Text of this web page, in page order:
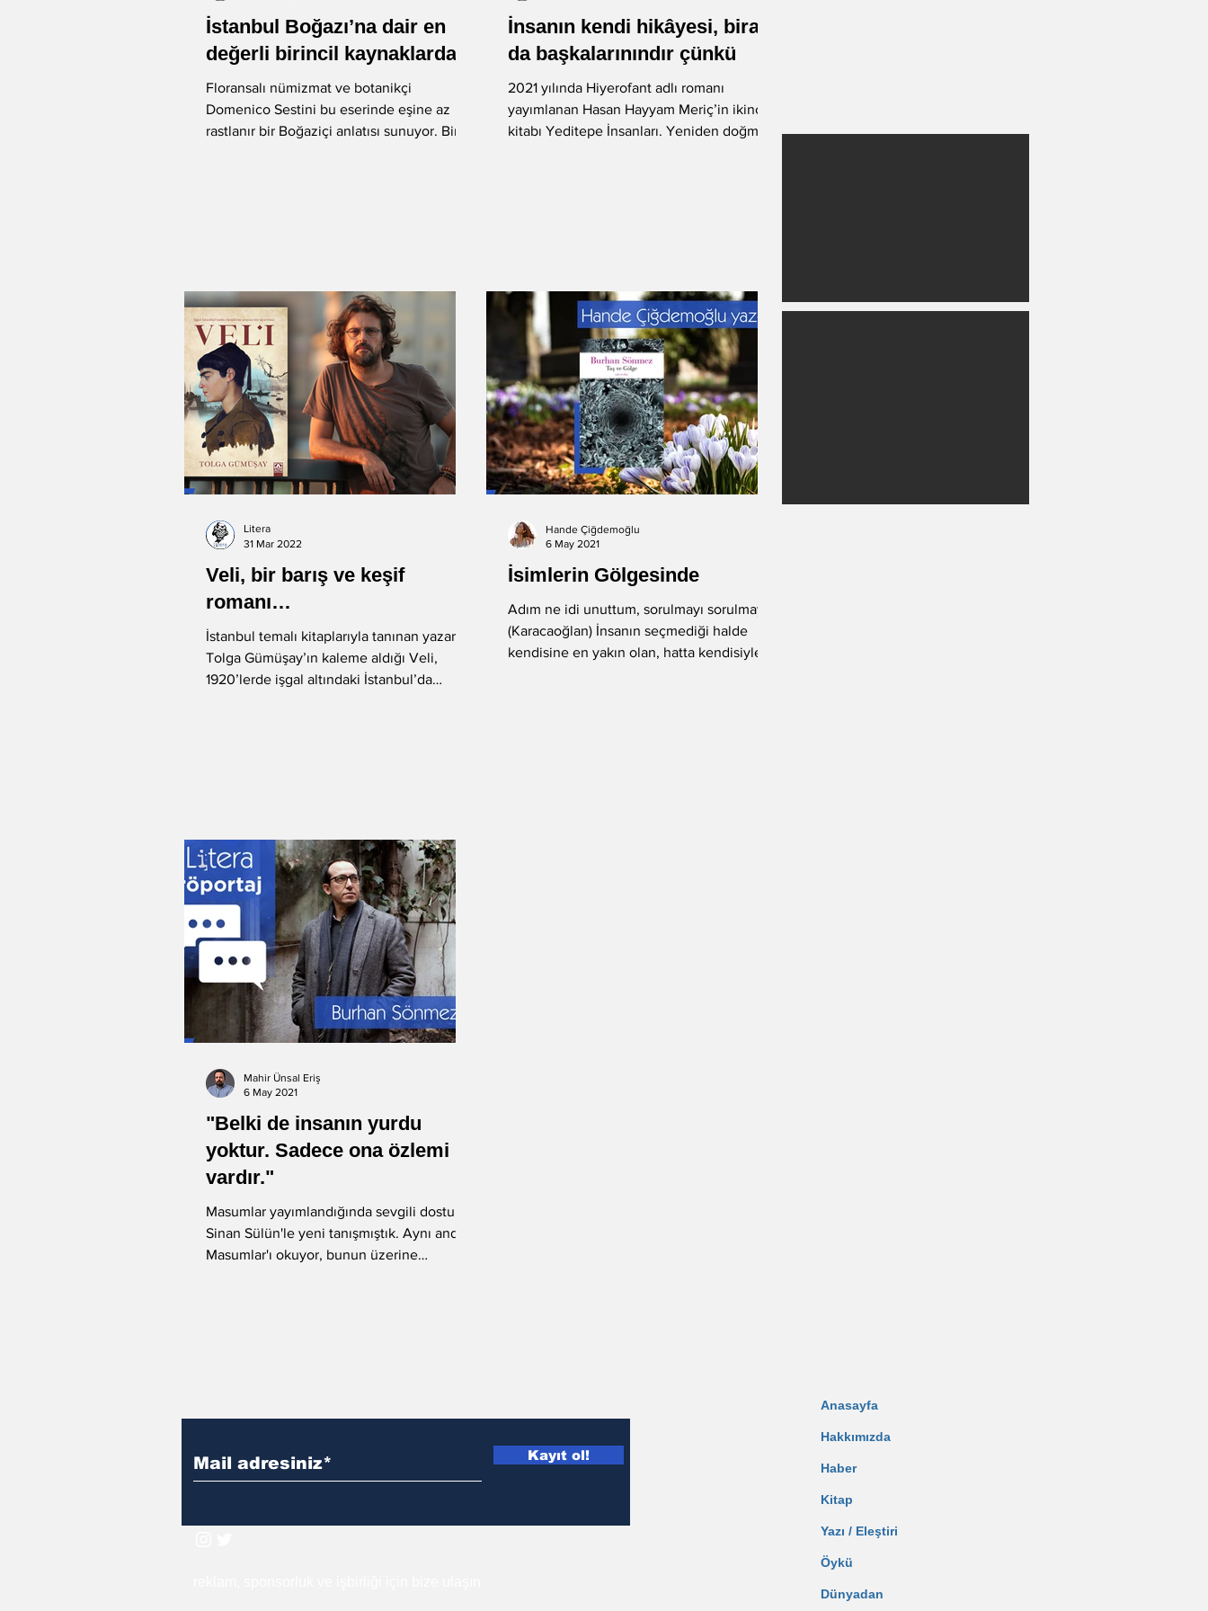
-Murat Gülsoy -Aysu Önen -Okan Okumuş -Nuray Önoğlu
-Aynur Kulak -Sibel Yükler -Fatih Balkış Öykü
İstanbul Boğazı’na dair en
değerli birincil kaynaklardan
Floransalı nümizmat ve botanikçi
Domenico Sestini bu eserinde eşine az
rastlanır bir Boğaziçi anlatısı sunuyor. Bir
İnsanın kendi hikâyesi, biraz
da başkalarınındır çünkü
2021 yılında Hiyerofant adlı romanı
yayımlanan Hasan Hayyam Meriç’in ikinci
kitabı Yeditepe İnsanları. Yeniden doğmak
Veli, bir barış ve keşif
romanı…
İstanbul temalı kitaplarıyla tanınan yazar
Tolga Gümüşay’ın kaleme aldığı Veli,
1920’lerde işgal altındaki İstanbul’da
Litera
31 Mar 2022
İsimlerin Gölgesinde
Adım ne idi unuttum, sorulmayı sorulmayı.
(Karacaoğlan) İnsanın seçmediği halde
kendisine en yakın olan, hatta kendisiyle
Hande Çiğdemoğlu
6 May 2021
"Belki de insanın yurdu
yoktur. Sadece ona özlemi
vardır."
Masumlar yayımlandığında sevgili dostum
Sinan Sülün'le yeni tanışmıştık. Aynı anda
Masumlar'ı okuyor, bunun üzerine
Mahir Ünsal Eriş
6 May 2021
Kayıt ol!
Anasayfa
Hakkımızda
Haber
Kitap
Yazı / Eleştiri
Öykü
Dünyadan